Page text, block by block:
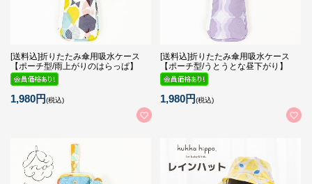
[送料込]折りたたみ傘用吸水ケース
【ポーチ型/雨上がりのはらっぱ】
1,980円(税込)
[送料込]折りたたみ傘用吸水ケース
【ポーチ型/うとうとな昼下がり】
1,980円(税込)